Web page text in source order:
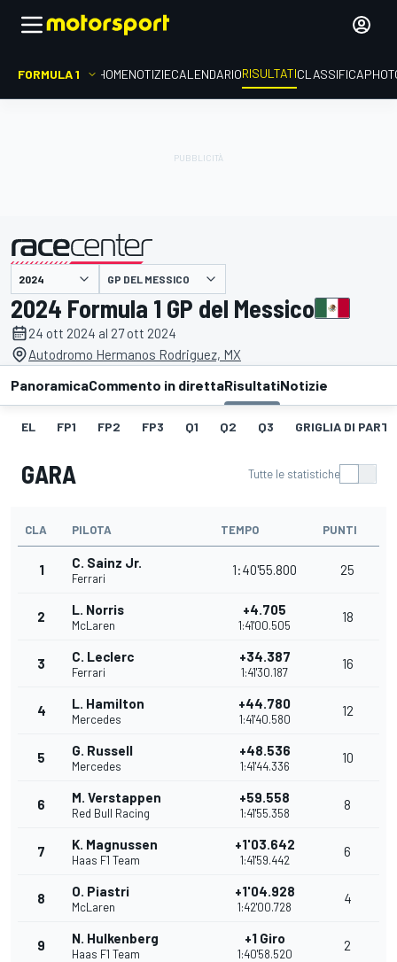
FORMULA 1 HOMENOTIZIECALENDARIORISULTATICLASSIFICA
presentato da GP DEL MESSICO
2024 Formula 1 GP del Messico
24 ott 2024 al 27 ott 2024
Autodromo Hermanos Rodriguez, MX
PanoramicaCommento in direttaRisultatiNotizie
EL FP1 FP2 FP3 Q1 Q2 Q3 GRIGLIA DI
GARA Tutte le statistiche
CLA PILOTA TEMPO PUNTI
1 C. Sainz Jr.
Ferrari
1:40'55.800 25
2 L. Norris
McLaren
+4.705
1:41'00.505
18
3 C. Leclerc
Ferrari
+34.387
1:41'30.187
16
4 L. Hamilton
Mercedes
+44.780
1:41'40.580
12
5 G. Russell
Mercedes
+48.536
1:41'44.336
10
6 M. Verstappen
Red Bull Racing
+59.558
1:41'55.358
8
7 K. Magnussen
Haas F1 Team
+1'03.642
1:41'59.442
6
8 O. Piastri
McLaren
+1'04.928
1:42'00.728
4
9 N. Hulkenberg
Haas F1 Team
+1 Giro
1:40'58.520
2